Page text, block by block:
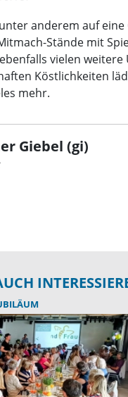
anderem auf
Stände mit
vielen
Köstlichkeiten
mehr.
Giebel (gi)